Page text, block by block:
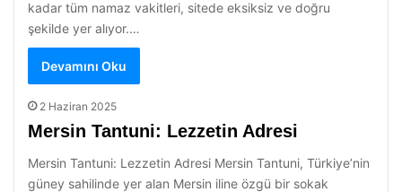
kadar tüm namaz vakitleri, sitede eksiksiz ve doğru
şekilde yer alıyor.…
Devamını Oku
2 Haziran 2025
Mersin Tantuni: Lezzetin Adresi
Mersin Tantuni: Lezzetin Adresi Mersin Tantuni, Türkiye’nin
güney sahilinde yer alan Mersin iline özgü bir sokak